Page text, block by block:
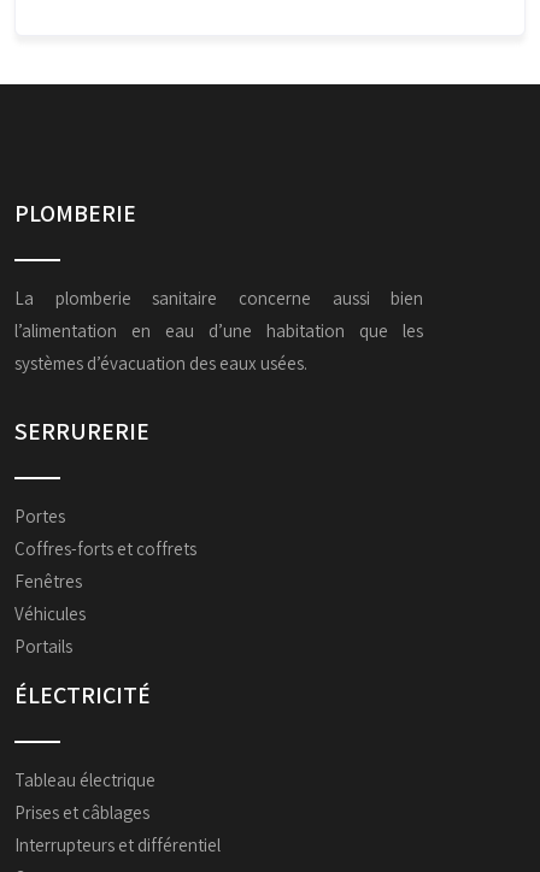
PLOMBERIE
La plomberie sanitaire concerne aussi bien
l’alimentation en eau d’une habitation que les
systèmes d’évacuation des eaux usées.
SERRURERIE
Portes
Coffres-forts et coffrets
Fenêtres
Véhicules
Portails
ÉLECTRICITÉ
Tableau électrique
Prises et câblages
Interrupteurs et différentiel